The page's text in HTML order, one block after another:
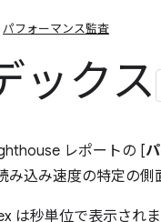
パフォーマンス監査
ックス
レポートの [
込み速度の特定の側
は秒単位で表示されま